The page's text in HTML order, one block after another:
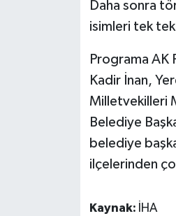
Daha sonra
isimleri tek
Programa AK
Kadir İnan,
Milletvekilleri
Belediye
belediye
ilçelerinden
Kaynak: İHA